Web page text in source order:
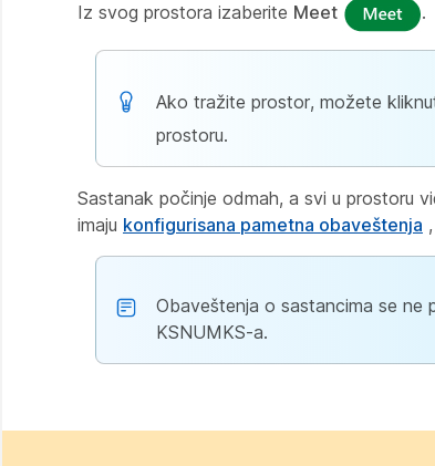
Iz svog prostora izaberite Meet .
Ako tražite prostor, možete
prostoru.
Sastanak počinje odmah, a svi u prostoru
imaju konfigurisana pametna obaveštenja
Obaveštenja o sastancima se ne
KSNUMKS-a.